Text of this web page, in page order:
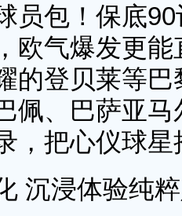
员包！保底
欧气爆发更
的登贝莱等
佩、巴萨亚
，把心仪球星
浸体验纯粹